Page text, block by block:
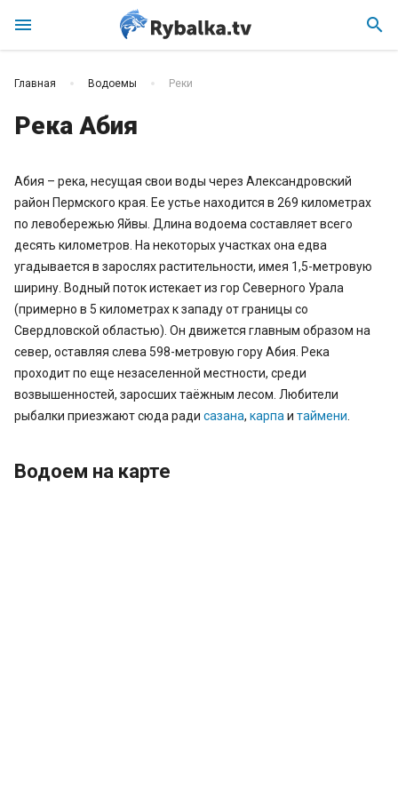
menu search
Главная Водоемы Реки
Река Абия
Абия – река, несущая свои воды через Александровский
район Пермского края. Ее устье находится в 269 километрах
по левобережью Яйвы. Длина водоема составляет всего
десять километров. На некоторых участках она едва
угадывается в зарослях растительности, имея 1,5-метровую
ширину. Водный поток истекает из гор Северного Урала
(примерно в 5 километрах к западу от границы со
Свердловской областью). Он движется главным образом на
север, оставляя слева 598-метровую гору Абия. Река
проходит по еще незаселенной местности, среди
возвышенностей, заросших таёжным лесом. Любители
рыбалки приезжают сюда ради сазана, карпа и таймени
Водоем на карте